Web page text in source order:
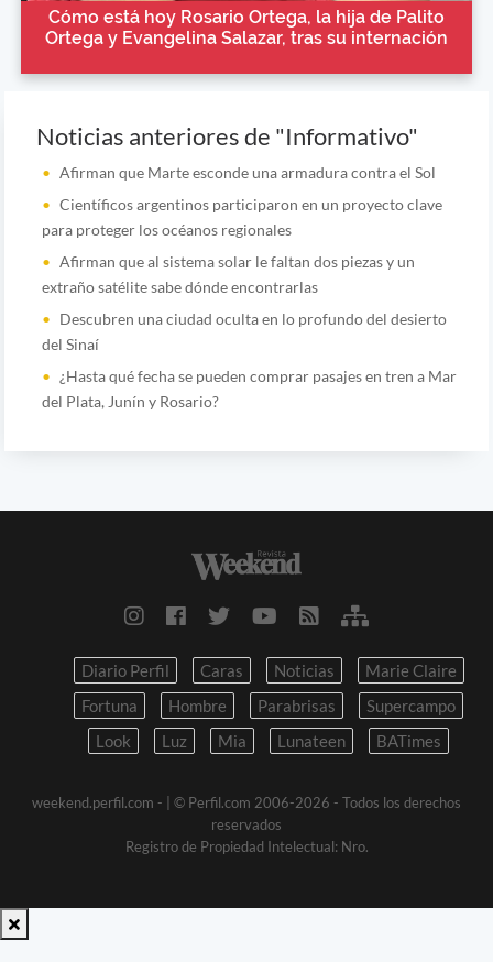
Cómo está hoy Rosario Ortega, la hija de Palito
Ortega y Evangelina Salazar, tras su internación
Noticias anteriores de "Informativo"
Afirman que Marte esconde una armadura contra el Sol
Científicos argentinos participaron en un proyecto clave
para proteger los océanos regionales
Afirman que al sistema solar le faltan dos piezas y un
extraño satélite sabe dónde encontrarlas
Descubren una ciudad oculta en lo profundo del desierto
del Sinaí
¿Hasta qué fecha se pueden comprar pasajes en tren a Mar
del Plata, Junín y Rosario?
Diario Perfil Caras Noticias
Marie Claire
Fortuna
Hombre Parabrisas
Supercampo
Look
Luz Mia Lunateen BATimes
weekend.perfil.com -
| © Perfil.com 2006-2026 - Todos los derechos
reservados
Registro de Propiedad Intelectual: Nro.